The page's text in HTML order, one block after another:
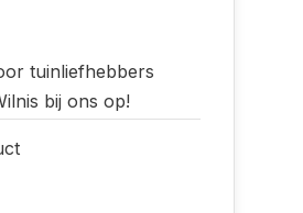
tuinliefhebbers
bij ons op!